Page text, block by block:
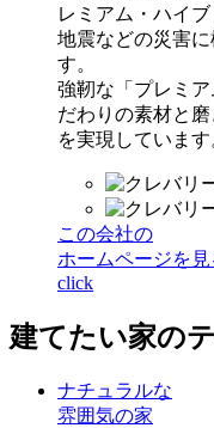
レミアム・ハイ
地震などの災害
す。
強靭な「プレミ
だわりの素材と
を実現しています
この会社の
ホームページを見
click
建てたい家の
ナチュラルな
雰囲気の家